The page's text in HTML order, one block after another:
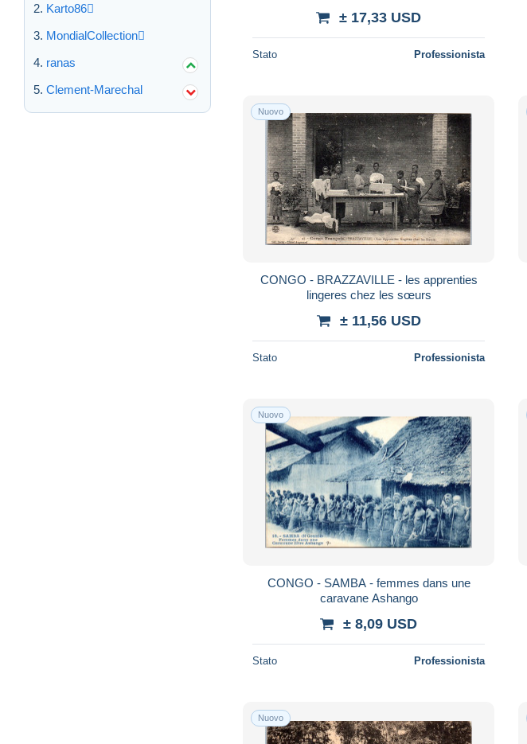
Karto86
MondialCollection
ranas
Clement-Marechal
± 17,33 USD
Stato Professionista
Nuovo
CONGO - BRAZZAVILLE - les apprenties
lingeres chez les sœurs
± 11,56 USD
Stato Professionista
Nuovo
CONGO - SAMBA - femmes dans une
caravane Ashango
± 8,09 USD
Stato Professionista
Nuovo